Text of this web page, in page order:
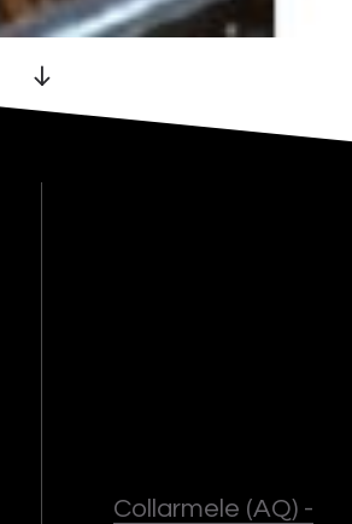
Collarmele (AQ) -